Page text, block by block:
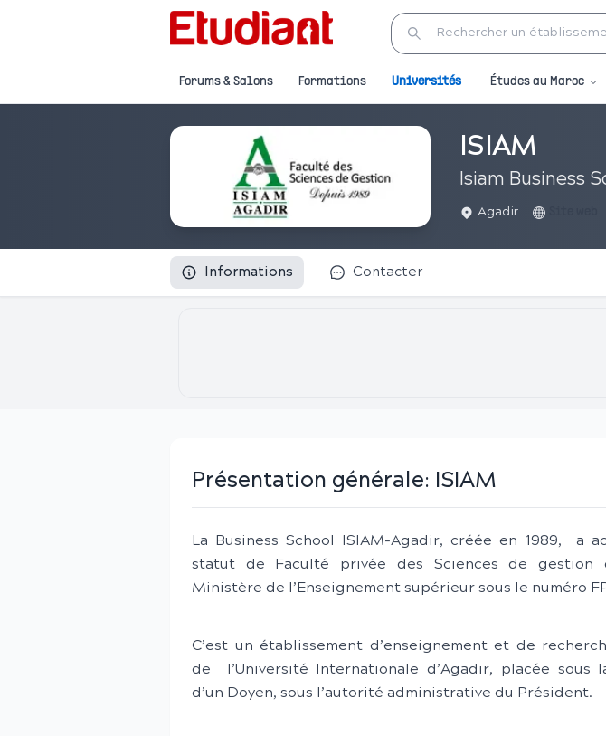
Forums & Salons Formations Universités Études au Maroc
ISIAM
Isiam Business
Agadir
Informations Contacter
Présentation générale: ISIAM
La Business School ISIAM-Agadir, créée en 1989, a
statut de Faculté privée des Sciences de gestion
Ministère de l’Enseignement supérieur sous le numéro
C’est un établissement d’enseignement et de
de l’Université Internationale d’Agadir, placée sous
d’un Doyen, sous l’autorité administrative du Président.